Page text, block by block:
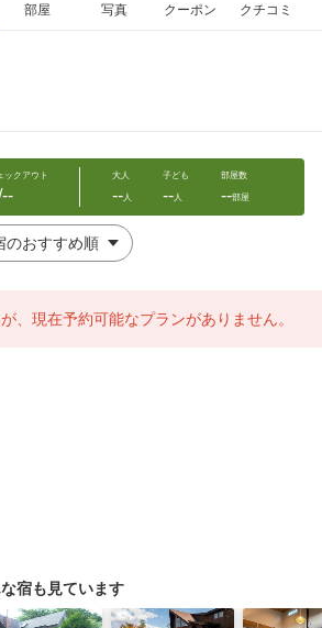
部屋 写真 クーポン クチコミ
ックアウト 大人
--人
子ども
--人
部屋数
--部屋
、現在予約可能なプランがありません。
宿も見ています